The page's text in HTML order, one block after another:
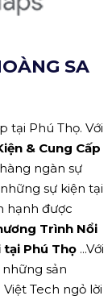
SA
tại Phú Thọ. Với
& Cung Cấp
ngàn sự
sự kiện tại
hạnh được
Trình Nổi
tại Phú Thọ ...Với
sản
Tech ngỏ lời